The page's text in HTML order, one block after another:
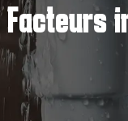
Facteurs